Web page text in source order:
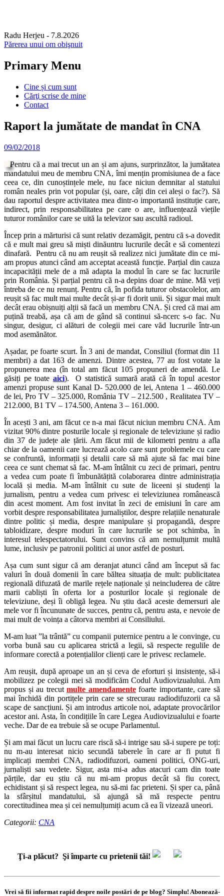
Radu Herjeu - 7.8.2026
Părerea unui om obişnuit
Primary Menu
Skip
content
Cine și cum sunt
Cărţi scrise de mine
Contact
Raport la jumătate de mandat în CNA
09/02/2018
Pentru că a mai trecut un an și am ajuns, surprinzător, la jumătatea
mandatului meu de membru CNA, îmi mențin promisiunea de a face
ceea ce, din cunoștințele mele, nu face niciun demnitar al statului
român neales prin vot popular (și, oare, câți din cei aleși o fac?). Să
dau raportul despre activitatea mea dintr-o importantă instituție care,
indirect, prin responsabilitatea pe care o are, influențează viețile
tuturor românilor care se uită la televizor sau ascultă radioul.
Încep prin a mărturisi că sunt relativ dezamăgit, pentru că s-a dovedit
că e mult mai greu să miști dinăuntru lucrurile decât e să comentezi
dinafară. Pentru că nu am reușit să realizez nici jumătate din ce mi-
am propus atunci când am acceptat această funcție. Parțial din cauza
incapacității mele de a mă adapta la modul în care se fac lucrurile
prin România. Și parțial pentru că n-a depins doar de mine. Mă veți
întreba de ce nu renunț. Pentru că, în pofida tuturor obstacolelor, am
reușit să fac mult mai multe decât și-ar fi dorit unii. Și sigur mai mult
decât erau obișnuiți alții să facă un membru CNA. Și cred că mai am
puțină treabă, așa că am de gând să continui să-ncerc s-o fac. Nu
singur, desigur, ci alături de colegii mei care văd lucrurile într-un
mod asemănător.
Așadar, pe foarte scurt. În 3 ani de mandat, Consiliul (format din 11
membri) a dat 163 de amenzi. Dintre acestea, 77 au fost votate la
propunerea mea (în total am făcut 105 propuneri de amendă. Le
găsiți pe toate aici). O statistică sumară arată că în topul acestor
amenzi propuse sunt Kanal D- 520.000 de lei, Antena 1 – 460.000
de lei, Pro TV – 325.000, România TV – 212.500 , Realitatea TV –
212.000, B1 TV – 174.500, Antena 3 – 161.000.
În acești 3 ani, am făcut ce n-a mai făcut niciun membru CNA. Am
vizitat 90% dintre posturile locale și regionale de televiziune și radio
din 37 de județe ale țării. Am făcut mii de kilometri pentru a afla
chiar de la oamenii care lucrează acolo care sunt problemele cu care
se confruntă, informații și detalii care să mă ajute să fac mai bine
ceea ce sunt chemat să fac. M-am întâlnit cu zeci de primari, pentru
a vedea cum poate fi îmbunătățită colaborarea dintre administrația
locală și media. M-am întâlnit cu sute de liceeni și studenți la
jurnalism, pentru a vedea cum privesc ei televiziunea românească
din acest moment. Am fost invitat în zeci de emisiuni în care am
vorbit despre responsabilitatea jurnaliștilor, despre relațiile nenaturale
dintre politic și media, despre manipulare și propagandă, despre
tabloidizare, despre moduri în care lucrurile se pot schimba, în
interesul telespectatorului. Sunt convins că am nemulțumit multă
lume, inclusiv pe patronii politici ai unor astfel de posturi.
Așa cum sunt sigur că am deranjat atunci când am început să fac
valuri în două domenii în care băltea situația de mult: publicitatea
regională difuzată de marile rețele naționale și neincluderea de către
marii cabliști în oferta lor a posturilor locale și regionale de
televiziune, deși îi obligă legea. Nu știu dacă aceste demersuri ale
mele vor fi încununate de succes, pentru că, pentru asta, e nevoie de
mai mult de voința a câtorva membri ai Consiliului.
M-am luat ”la trântă” cu companii puternice pentru a le convinge, cu
vorba bună sau cu aplicarea strictă a legii, să respecte regulile de
informare corectă a potențialilor clienți care le privesc reclamele.
Am reușit, după aproape un an și ceva de eforturi și insistențe, să-i
mobilizez pe colegii mei să modificăm Codul Audiovizualului. Am
propus și au trecutmulte amendamentefoarte importante, care să
mai închidă din portițele prin care se strecurau radiodifuzorii ca să
scape de sancțiuni. Și am introdus articole noi, adaptate provocărilor
acestor ani. Asta, în condițiile în care Legea Audiovizualului e foarte
veche. Dar de ea trebuie să se ocupe Parlamentul.
Și am mai făcut un lucru care riscă să-i intrige sau să-i supere pe toți:
nu m-au interesat nicio secundă taberele în care ar fi putut fi
implicați membri CNA, radiodifuzori, oameni politici, ONG-uri,
jurnaliști sau vedete. Sigur, asta mi-a adus atacuri cam din toate
părțile, dar eu știu că nu mi-am propus decât să fiu corect,
echidistant și să respect legea, nu să-mi fac prieteni. Și sper ca, până
la sfârșitul mandatului, să ajungă să mă respecte pentru
corectitudinea mea și cei nemulțumiți acum că ea îi vizează uneori.
Categorii: CNA
Ţi-a plăcut? Şi împarte cu prietenii tăi!
Vrei să fii informat rapid despre noile postări de pe blog? Simplu! Abonează-